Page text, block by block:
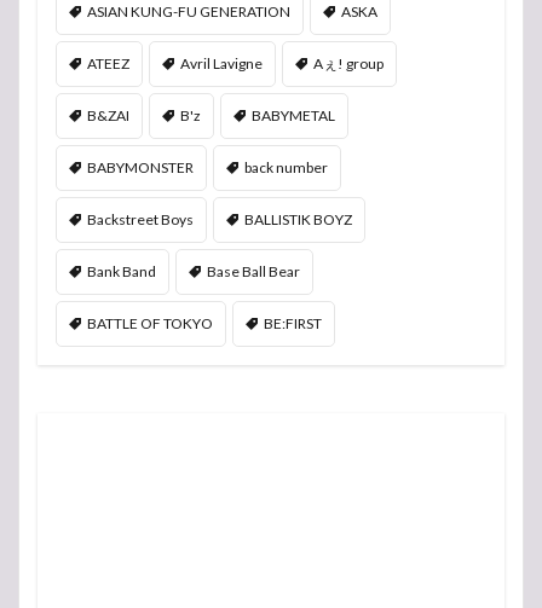
ASIAN KUNG-FU GENERATION ASKA
ATEEZ Avril Lavigne Aぇ! group
B&ZAI B'z BABYMETAL
BABYMONSTER back number
Backstreet Boys BALLISTIK BOYZ
Bank Band Base Ball Bear
BATTLE OF TOKYO BE:FIRST